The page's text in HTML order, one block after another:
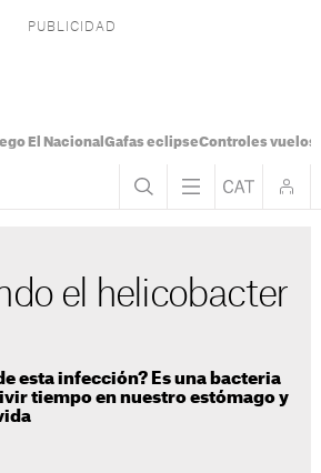
El Nacional Gafas eclipseControles vuelos
el helicobacter
esta infección? Es una bacteria
tiempo en nuestro estómago y